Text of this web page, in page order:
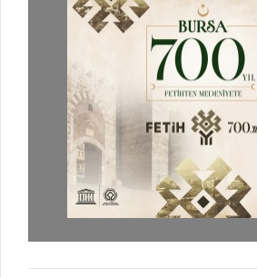
VEFAT KAYDI GİRİŞİ (İLÇE
YER SEÇİM BELGESİ, MOBİL VE
GÜNLÜK KAZI ÇALIŞMALARI
TARIMSAL AMAÇLI METEOROLOJİ